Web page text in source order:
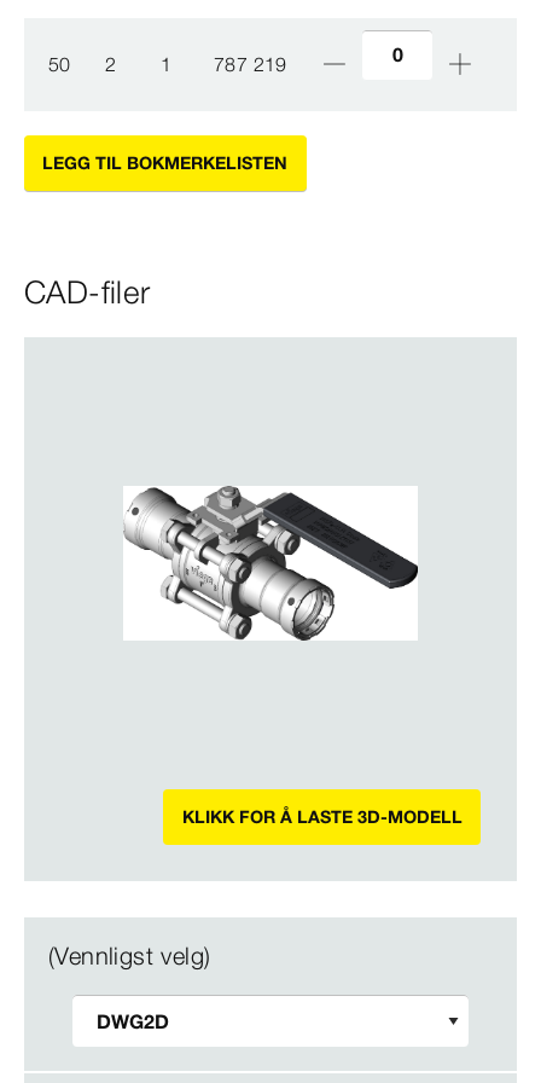
50 2 1 787 219
LEGG TIL BOKMERKELISTEN
CAD-filer
KLIKK FOR Å LASTE 3D-MODELL
(Vennligst velg)